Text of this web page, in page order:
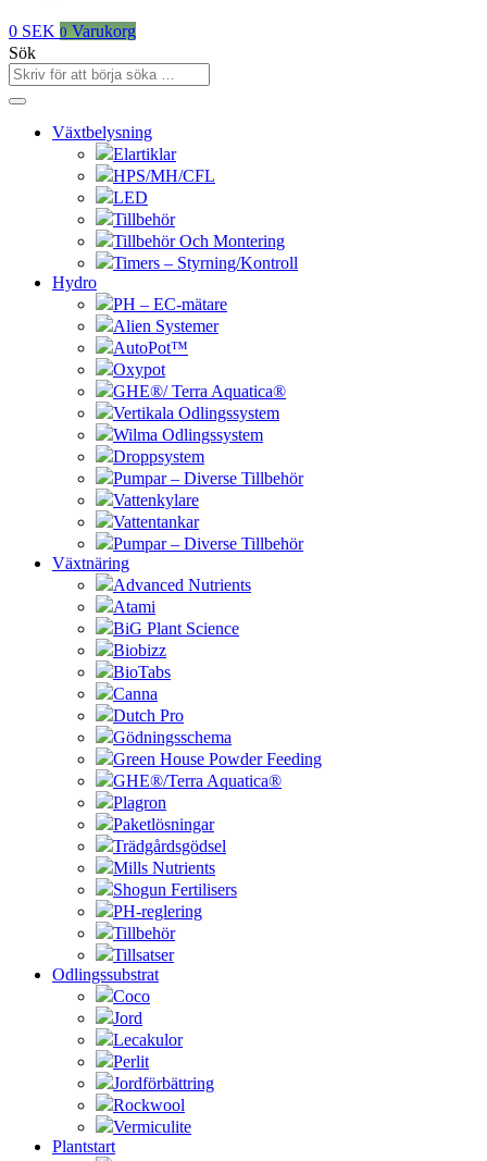
0 SEK 0 Varukorg
Sök
Växtbelysning
Elartiklar
HPS/MH/CFL
LED
Tillbehör
Tillbehör Och Montering
Timers – Styrning/Kontroll
Hydro
PH – EC-mätare
Alien Systemer
AutoPot™
Oxypot
GHE®/ Terra Aquatica®
Vertikala Odlingssystem
Wilma Odlingssystem
Droppsystem
Pumpar – Diverse Tillbehör
Vattenkylare
Vattentankar
Pumpar – Diverse Tillbehör
Växtnäring
Advanced Nutrients
Atami
BiG Plant Science
Biobizz
BioTabs
Canna
Dutch Pro
Gödningsschema
Green House Powder Feeding
GHE®/Terra Aquatica®
Plagron
Paketlösningar
Trädgårdsgödsel
Mills Nutrients
Shogun Fertilisers
PH-reglering
Tillbehör
Tillsatser
Odlingssubstrat
Coco
Jord
Lecakulor
Perlit
Jordförbättring
Rockwool
Vermiculite
Plantstart